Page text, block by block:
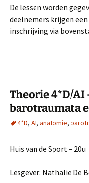
De lessen worden
deelnemers krijgen
inschrijving via
Theorie 4*D/AI
barotraumata
4*D, AI, anatomie,
Huis van de Sport – 20u
Lesgever: Nathalie De